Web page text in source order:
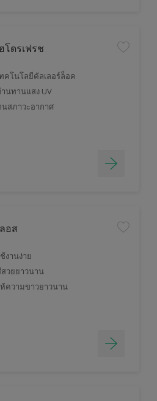
โดรเฟรช
คโนโลยีคัลเลอร์ล็อค
นทานแสง UV
สภาวะอากาศ
อส
งานง่าย
วยยาวนาน
ความขาวยาวนาน